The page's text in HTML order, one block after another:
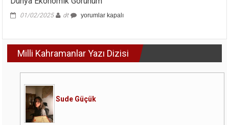
01/02/2025 dt
Dünya
yorumlar kapalı
Milli Kahramanlar Yazı Dizisi
Sude Güçük